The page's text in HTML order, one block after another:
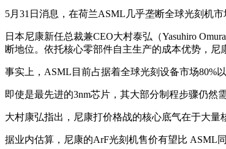
5月31日消息，在荷兰ASML几乎垄断全球光刻机
日本尼康新任总裁兼CEO大村泰弘（Yasuhiro
断地位。依托核心零部件自主生产的成本优势，
事实上，ASML目前占据着全球光刻设备市场80%
即使是最先进的3nm芯片，其大部分制程步骤仍然
大村康弘指出，尼康打价格战的核心底气在于大量
据业内估算，尼康的ArF光刻机售价有望比 ASML